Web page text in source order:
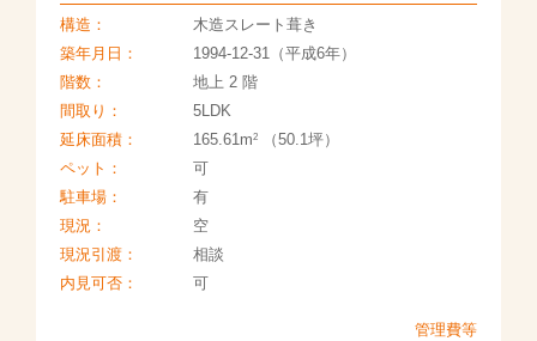
構造：
木造スレート葺き
築年月日：
1994-12-31（平成6年）
階数：
地上 2 階
間取り：
5LDK
延床面積：
165.61m2（50.1坪）
ペット：
可
駐車場：
有
現況：
空
現況引渡：
相談
内見可否：
可
管理費等